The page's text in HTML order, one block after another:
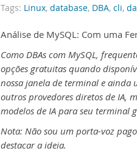
Tags: Linux, database, DBA, cli,
Análise de MySQL: Com uma
Como DBAs com MySQL,
opções gratuitas quando
nossa janela de terminal e ainda
outros provedores diretos de IA,
modelos de IA para seu terminal
Nota: Não sou um porta-voz
destacar a ideia.